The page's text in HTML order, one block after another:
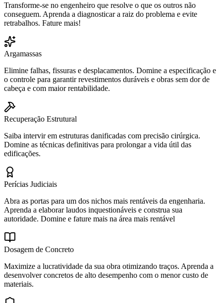
Transforme-se no engenheiro que resolve o que os outros não
conseguem. Aprenda a diagnosticar a raiz do problema e evite
retrabalhos. Fature mais!
Argamassas
Elimine falhas, fissuras e desplacamentos. Domine a especificação e
o controle para garantir revestimentos duráveis e obras sem dor de
cabeça e com maior rentabilidade.
Recuperação Estrutural
Saiba intervir em estruturas danificadas com precisão cirúrgica.
Domine as técnicas definitivas para prolongar a vida útil das
edificações.
Perícias Judiciais
Abra as portas para um dos nichos mais rentáveis da engenharia.
Aprenda a elaborar laudos inquestionáveis e construa sua
autoridade. Domine e fature mais na área mais rentável
Dosagem de Concreto
Maximize a lucratividade da sua obra otimizando traços. Aprenda a
desenvolver concretos de alto desempenho com o menor custo de
materiais.